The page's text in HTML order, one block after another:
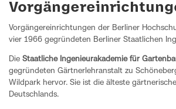
Vorgängereinrichtungen der Berliner
vier 1966 gegründeten Berliner Staatlichen
Die Staatliche Ingenieurakademie für
gegründeten Gärtnerlehranstalt zu
Wildpark hervor. Sie ist die älteste
Deutschlands.